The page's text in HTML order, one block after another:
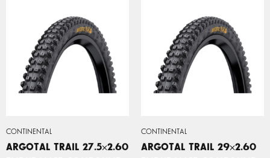
CONTINENTAL
ARGOTAL TRAIL 27.5×2.60
CONTINENTAL
ARGOTAL TRAIL 29×2.60